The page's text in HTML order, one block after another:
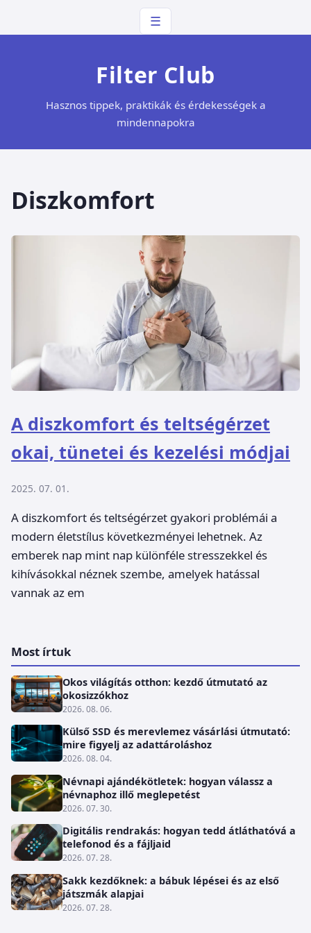
☰
Filter Club
Hasznos tippek, praktikák és érdekességek a
mindennapokra
Diszkomfort
A diszkomfort és teltségérzet
okai, tünetei és kezelési módjai
2025. 07. 01.
A diszkomfort és teltségérzet gyakori problémái a
modern életstílus következményei lehetnek. Az
emberek nap mint nap különféle stresszekkel és
kihívásokkal néznek szembe, amelyek hatással
vannak az em
Most írtuk
Okos világítás otthon: kezdő útmutató az
okosizzókhoz
2026. 08. 06.
Külső SSD és merevlemez vásárlási útmutató:
mire figyelj az adattároláshoz
2026. 08. 04.
Névnapi ajándékötletek: hogyan válassz a
névnaphoz illő meglepetést
2026. 07. 30.
Digitális rendrakás: hogyan tedd átláthatóvá a
telefonod és a fájljaid
2026. 07. 28.
Sakk kezdőknek: a bábuk lépései és az első
játszmák alapjai
2026. 07. 28.